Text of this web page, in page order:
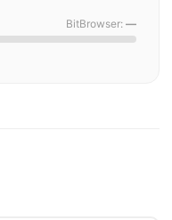
BitBrowser: —